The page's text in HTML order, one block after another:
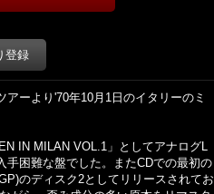
登録
ーより'70年10月1日のイタリーのミ
IN MILAN VOL.1」としてアナログL
困難な盤でした。またCDでの最初の
のディスク2としてリリースされてお